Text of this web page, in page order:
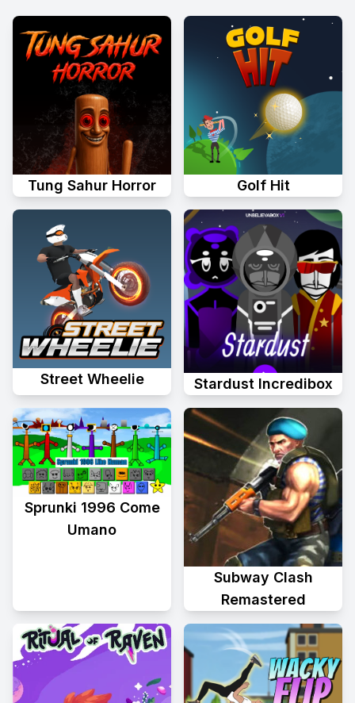
Tung Sahur Horror Golf Hit
Street Wheelie Stardust Incredibox
Sprunki 1996 Come
Umano
Subway Clash
Remastered